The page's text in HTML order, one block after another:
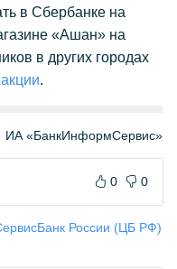
в Сбербанке на
«Ашан» на
в других городах
.
ИА «БанкИнформСервис»
0 0
Банк России (ЦБ РФ)